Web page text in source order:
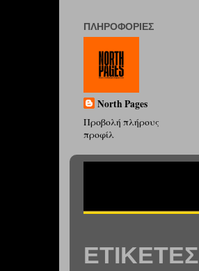
ΠΛΗΡΟΦΟΡΊΕΣ
North Pages
Προβολή πλήρους
προφίλ
ΕΤΙΚΈΤΕΣ